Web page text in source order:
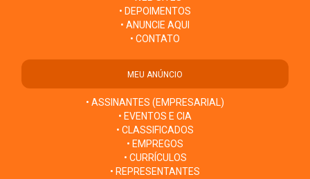
• DEPOIMENTOS
• ANUNCIE AQUI
• CONTATO
MEU ANÚNCIO
• ASSINANTES (EMPRESARIAL)
• EVENTOS E CIA
• CLASSIFICADOS
• EMPREGOS
• CURRÍCULOS
• REPRESENTANTES